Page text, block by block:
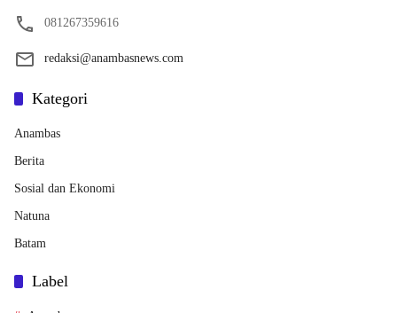
081267359616
redaksi@anambasnews.com
Kategori
Anambas
Berita
Sosial dan Ekonomi
Natuna
Batam
Label